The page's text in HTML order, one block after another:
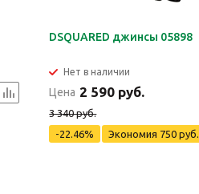
DSQUARED джинсы 05898
Нет в наличии
Цена 2 590 руб.
3 340 руб.
-22.46%
Экономия 750 руб.